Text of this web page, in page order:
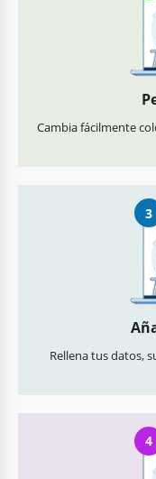
Cambia fácilmente
3
Rellena tus datos,
4